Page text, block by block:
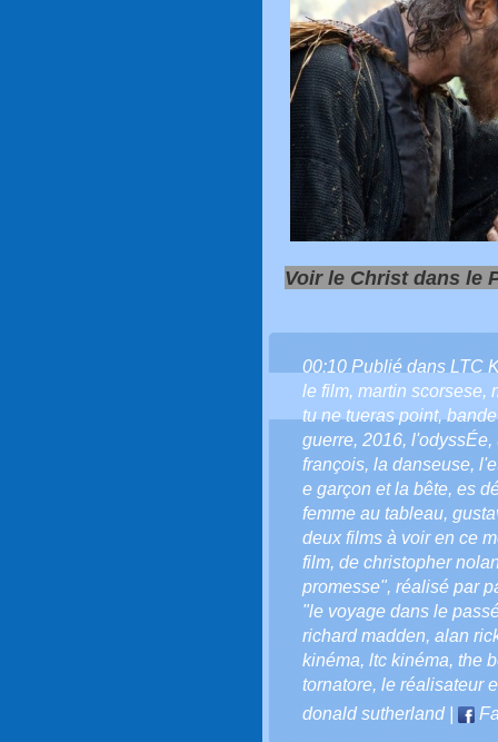
Voir le Christ dans le
00:10 Publié dans LTC
le film, martin scorsese,
tu ne tueras point,
guerre, 2016, l'odyssÉe,
françois, la danseuse,
e garçon et la bête, es
femme au tableau,
deux films à voir en ce
film, de christopher
promesse", réalisé par
"le voyage dans le
richard madden, alan
kinéma, ltc kinéma, the
tornatore, le réalisateur
donald sutherland|